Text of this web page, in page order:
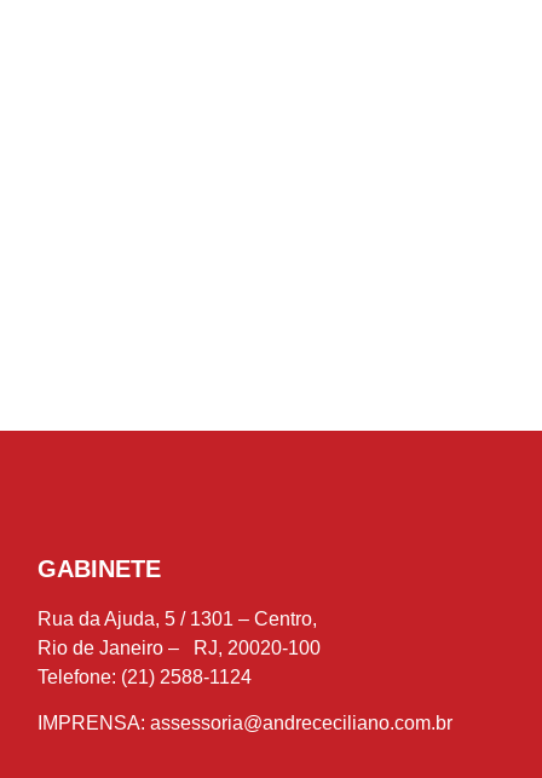
GABINETE
Rua da Ajuda, 5 / 1301 – Centro,
Rio de Janeiro – RJ, 20020-100
Telefone: (21) 2588-1124
IMPRENSA: assessoria@andrececiliano.com.br